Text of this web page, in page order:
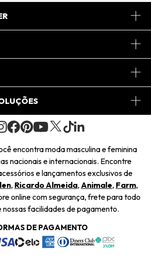
encontra moda masculina e feminina
nacionais e internacionais. Encontre
e lançamentos exclusivos de
, Ricardo Almeida, Animale, Farm,
online com segurança, frete para todo
nossas facilidades de pagamento.
DE PAGAMENTO